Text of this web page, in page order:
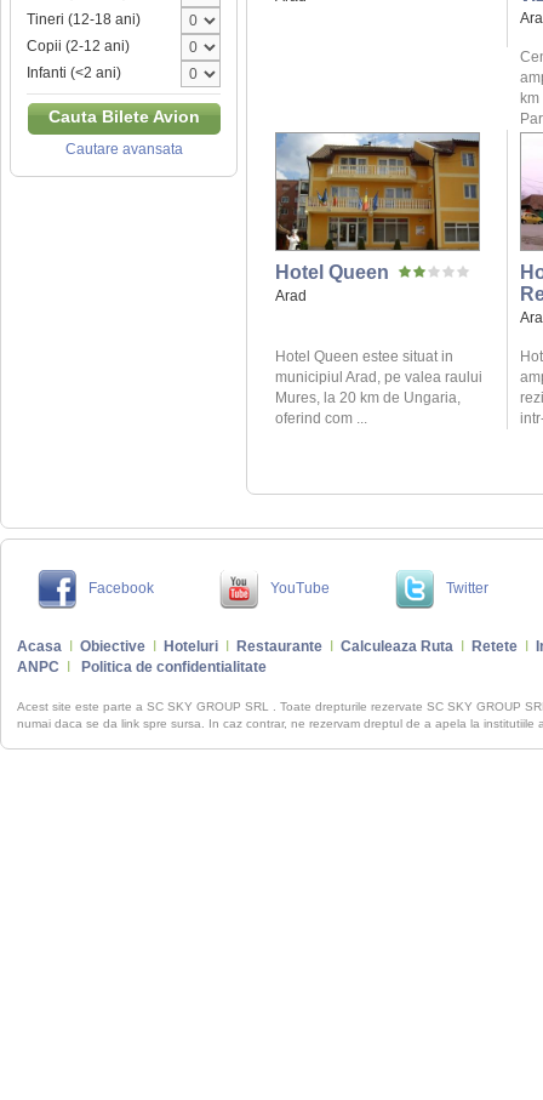
Tineri (12-18 ani)
Copii (2-12 ani)
Infanti (<2 ani)
Cauta Bilete Avion
Cautare avansata
Hotel Queen
Arad
Hotel Queen estee situat in
municipiul Arad, pe valea raului
Mures, la 20 km de Ungaria,
oferind com ...
Facebook YouTube Twitter
Acasa Obiective Hoteluri Restaurante Calculeaza Ruta Retete
ANPC
Politica de confidentialitate
Acest site este parte a SC SKY GROUP SRL . Toate drepturile rezervate SC SKY GROUP
numai daca se da link spre sursa. In caz contrar, ne rezervam dreptul de a apela la institutiile